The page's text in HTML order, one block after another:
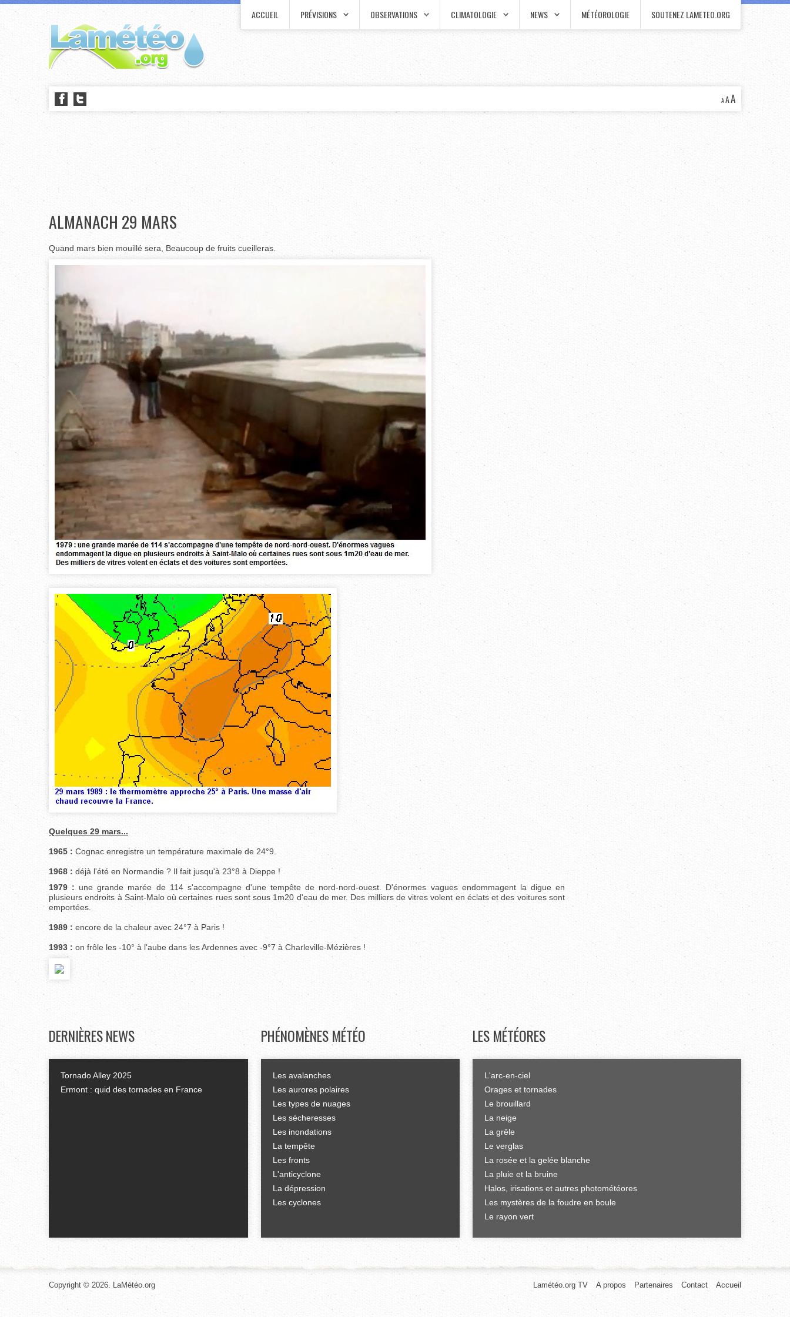
ACCUEIL PRÉVISIONS OBSERVATIONS CLIMATOLOGIE NEWS MÉTÉOROLOGIE SOUTENEZ LAMETEO.ORG
AAA
ALMANACH 29 MARS
Quand mars bien mouillé sera, Beaucoup de fruits cueilleras.
Quelques 29 mars...
1965 : Cognac enregistre un température maximale de 24°9.
1968 : déjà l'été en Normandie ? Il fait jusqu'à 23°8 à Dieppe !
1979 : une grande marée de 114 s'accompagne d'une tempête de nord-nord-ouest. D'énormes vagues endommagent la digue en
plusieurs endroits à Saint-Malo où certaines rues sont sous 1m20 d'eau de mer. Des milliers de vitres volent en éclats et des voitures sont
emportées.
1989 : encore de la chaleur avec 24°7 à Paris !
1993 : on frôle les -10° à l'aube dans les Ardennes avec -9°7 à Charleville-Mézières !
DERNIÈRESNEWS
Tornado Alley 2025
Ermont : quid des tornades en France
PHÉNOMÈNES MÉTÉO
Les avalanches
Les aurores polaires
Les types de nuages
Les sécheresses
Les inondations
La tempête
Les fronts
L'anticyclone
La dépression
Les cyclones
LES MÉTÉORES
L'arc-en-ciel
Orages et tornades
Le brouillard
La neige
La grêle
Le verglas
La rosée et la gelée blanche
La pluie et la bruine
Halos, irisations et autres photométéores
Les mystères de la foudre en boule
Le rayon vert
Copyright © 2026. LaMétéo.org Accueil
Contact
Partenaires
A propos
Lamétéo.org TV